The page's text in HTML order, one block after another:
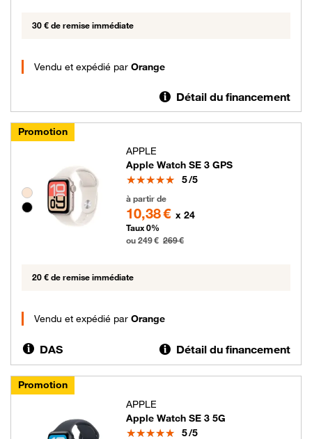
30 € de remise immédiate
Vendu et expédié par Orange
Détail du financement
Promotion
Groupe de couleurs disponibles non sélectionnables
APPLE
Apple Watch SE 3 GPS
Note
5/5
à partir de
10,38 € x 24
Taux 0%
ou 249 € 269 €
20 € de remise immédiate
Vendu et expédié par Orange
DAS Détail du financement
Promotion
APPLE
Apple Watch SE 3 5G
Note
5/5